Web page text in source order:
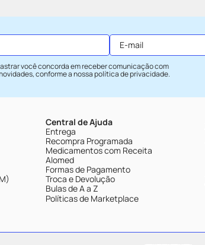
você concorda em receber comunicação com
conforme a nossapolítica de privacidade.
Central de Ajuda
Entrega
Recompra Programada
Medicamentos com Receita
Alomed
Formas de Pagamento
Troca e Devolução
Bulas de A a Z
Políticas de Marketplace